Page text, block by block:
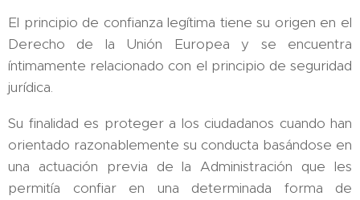
El principio de confianza legítima tiene su origen en el
Derecho de la Unión Europea y se encuentra
íntimamente relacionado con el principio de seguridad
jurídica.
Su finalidad es proteger a los ciudadanos cuando han
orientado razonablemente su conducta basándose en
una actuación previa de la Administración que les
permitía confiar en una determinada forma de